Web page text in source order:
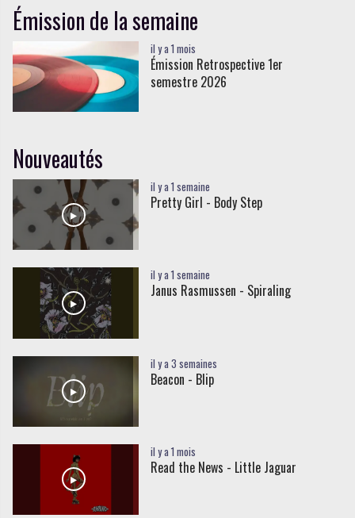
Émission de la semaine
il y a 1 mois
Émission Retrospective 1er
semestre 2026
Nouveautés
il y a 1 semaine
Pretty Girl - Body Step
il y a 1 semaine
Janus Rasmussen - Spiraling
il y a 3 semaines
Beacon - Blip
il y a 1 mois
Read the News - Little Jaguar